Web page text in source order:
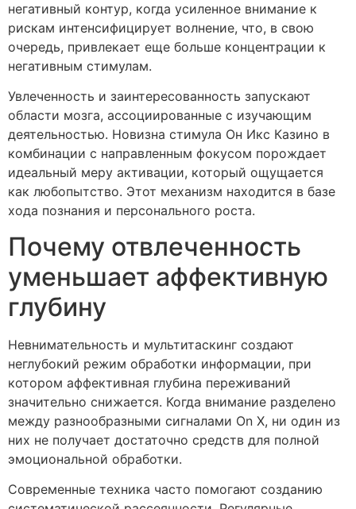
негативный контур, когда усиленное внимание к
рискам интенсифицирует волнение, что, в свою
очередь, привлекает еще больше концентрации к
негативным стимулам.
Увлеченность и заинтересованность запускают
области мозга, ассоциированные с изучающим
деятельностью. Новизна стимула Он Икс Казино в
комбинации с направленным фокусом порождает
идеальный меру активации, который ощущается
как любопытство. Этот механизм находится в базе
хода познания и персонального роста.
Почему отвлеченность
уменьшает аффективную
глубину
Невнимательность и мультитаскинг создают
неглубокий режим обработки информации, при
котором аффективная глубина переживаний
значительно снижается. Когда внимание разделено
между разнообразными сигналами On X, ни один из
них не получает достаточно средств для полной
эмоциональной обработки.
Современные техника часто помогают созданию